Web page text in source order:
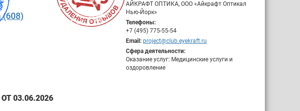
(608)
АЙКРАФТ ОПТИКА, OOO «Айкрафт Оптикал
Нью-Йорк»
Телефоны:
+7 (495) 775-55-54
Email: project@club.eyekraft.ru
Сфера деятельности:
Оказание услуг: Медицинские услуги и
оздоровление
03.06.2026